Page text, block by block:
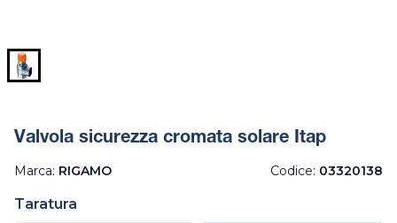
Valvola sicurezza cromata solare Itap
Marca: RIGAMO Codice: 03320138
Taratura